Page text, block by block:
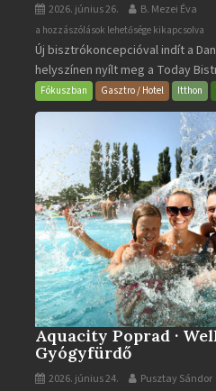
2026. június 26. B. Mezei Éva
Today
Bistro
&
Bar
bejegyzéshez
a hozzászólások lehetősége kikapcsolva
Új bisztrókoncepcióval indít a
helyszínen nyílt meg a Today
Fókuszban Gasztro / Hotel Itthon
Aquacity Poprad ·
Gyógyfürdő
2026. június 24. Pusztay Sándor